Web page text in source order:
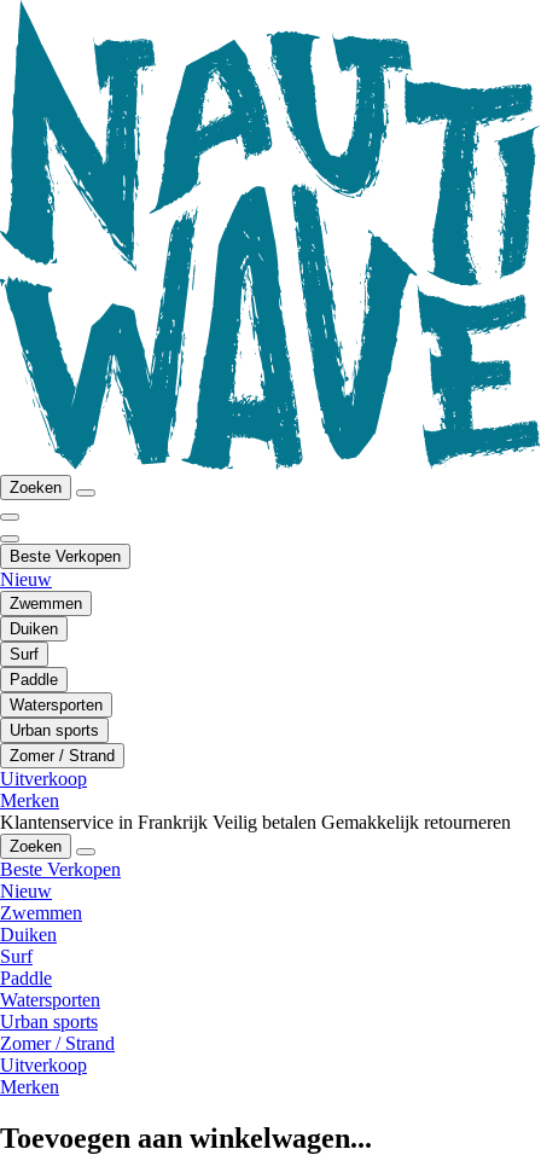
Zoeken
Beste Verkopen
Nieuw
Zwemmen
Duiken
Surf
Paddle
Watersporten
Urban sports
Zomer / Strand
Uitverkoop
Merken
Klantenservice in Frankrijk Veilig betalen Gemakkelijk retourneren
Zoeken
Beste Verkopen
Nieuw
Zwemmen
Duiken
Surf
Paddle
Watersporten
Urban sports
Zomer / Strand
Uitverkoop
Merken
Toevoegen aan winkelwagen...